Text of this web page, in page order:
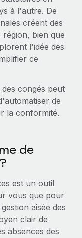
entreprises de
de
les...
à l'autre. De
créent des
bien que
l'idée des
ce
congés peut
de
la conformité.
de
est un outil
vous que pour
aisée des
clair de
absences des